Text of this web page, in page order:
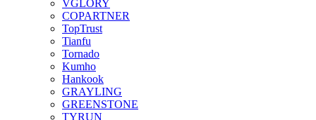
VGLORY
COPARTNER
TopTrust
Tianfu
Tornado
Kumho
Hankook
GRAYLING
GREENSTONE
TYRUN